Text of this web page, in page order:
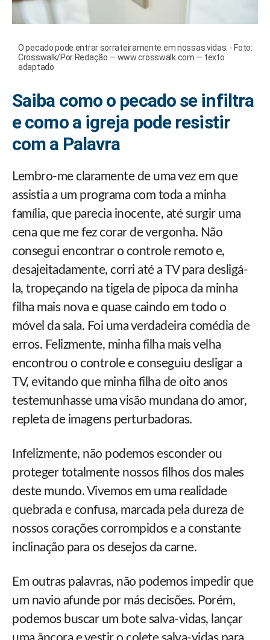
O pecado pode entrar sorrateiramente em nossas vidas. - Foto:
Crosswalk/Por Redação — www.crosswalk.com — texto
adaptado
Saiba como o pecado se infiltra
e como a igreja pode resistir
com a Palavra
Lembro-me claramente de uma vez em que
assistia a um programa com toda a minha
família, que parecia inocente, até surgir uma
cena que me fez corar de vergonha. Não
consegui encontrar o controle remoto e,
desajeitadamente, corri até a TV para desligá-
la, tropeçando na tigela de pipoca da minha
filha mais nova e quase caindo em todo o
móvel da sala. Foi uma verdadeira comédia de
erros. Felizmente, minha filha mais velha
encontrou o controle e conseguiu desligar a
TV, evitando que minha filha de oito anos
testemunhasse uma visão mundana do amor,
repleta de imagens perturbadoras.
Infelizmente, não podemos esconder ou
proteger totalmente nossos filhos dos males
deste mundo. Vivemos em uma realidade
quebrada e confusa, marcada pela dureza de
nossos corações corrompidos e a constante
inclinação para os desejos da carne.
Em outras palavras, não podemos impedir que
um navio afunde por más decisões. Porém,
podemos buscar um bote salva-vidas, lançar